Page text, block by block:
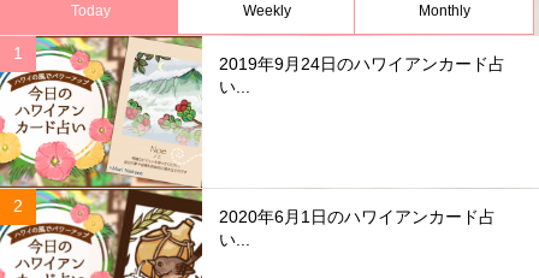
Today Weekly Monthly
2019年9月24日のハワイアンカード占
い...
2020年6月1日のハワイアンカード占
い...